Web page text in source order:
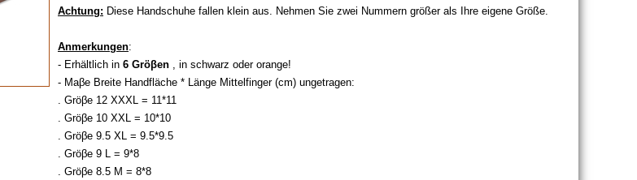
Achtung: Diese Handschuhe fallen klein aus. Nehmen Sie zwei Nummern größer als Ihre eigene Größe.
Anmerkungen:
- Erhältlich in 6 Gröβen , in schwarz oder orange!
- Maβe Breite Handfläche * Länge Mittelfinger (cm) ungetragen:
. Gröβe 12 XXXL = 11*11
. Gröβe 10 XXL = 10*10
. Gröβe 9.5 XL = 9.5*9.5
. Gröβe 9 L = 9*8
. Gröβe 8.5 M = 8*8